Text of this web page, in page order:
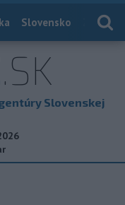
Slovensko
.SK
Slovenskej